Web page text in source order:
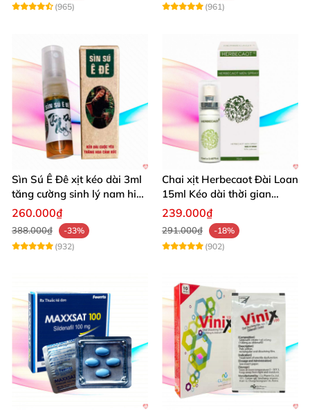
(965)
(961)
Sìn Sú Ê Đê xịt kéo dài 3ml
tăng cường sinh lý nam hiệu
quả
260.000₫
388.000₫
-33%
(932)
Chai xịt Herbecaot Đài Loan
15ml Kéo dài thời gian
Tăng khoái cảm
239.000₫
291.000₫
-18%
(902)